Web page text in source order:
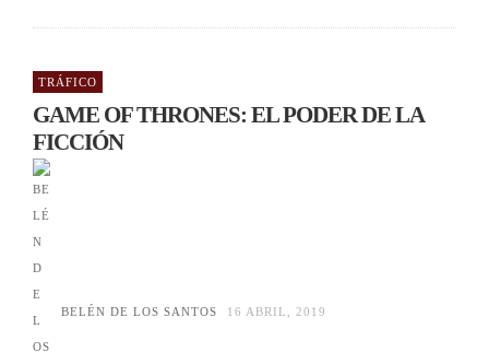
TRÁFICO
GAME OF THRONES: EL PODER DE LA
FICCIÓN
BELÉN DE LOS SANTOS 16 ABRIL, 2019